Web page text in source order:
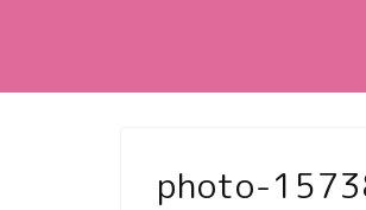
photo-